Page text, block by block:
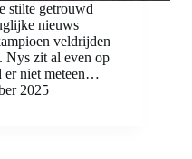
stilte getrouwd
nieuws
veldrijden
Nys zit al even op
er niet meteen…
2025